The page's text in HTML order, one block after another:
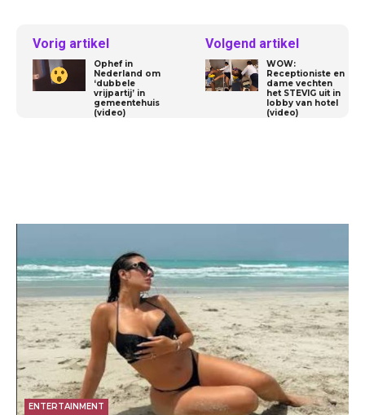
Vorig artikel
Ophef in
Nederland om
‘dubbele
vrijpartij’ in
gemeentehuis
(video)
Volgend artikel
WOW:
Receptioniste en
dame vechten
het STEVIG uit in
lobby van hotel
(video)
ENTERTAINMENT